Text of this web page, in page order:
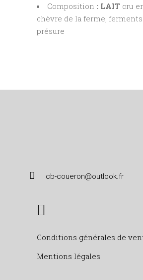
Composition : LAIT cru
chèvre de la ferme, ferments
présure
cb-coueron@outlook.fr
Conditions générales de
Mentions légales